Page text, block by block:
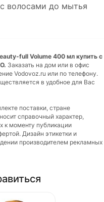
волосами до мытья
full Volume 400 мл купить с
Заказать на дом или в офис
Vodovoz.ru или по телефону.
в удобное для Вас
поставки, стране
справочный характер,
к моменту публикации
Дизайн этикетки и
производителем рекламных